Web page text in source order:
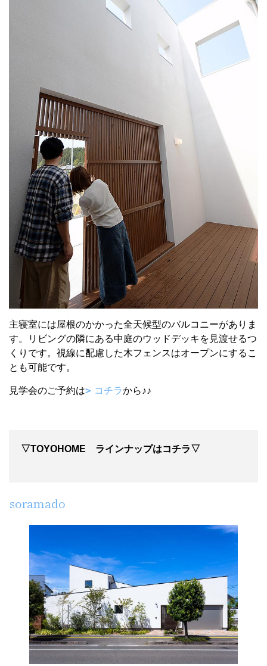
主寝室には屋根のかかった全天候型のバルコニーがありま
す。リビングの隣にある中庭のウッドデッキを見渡せるつ
くりです。視線に配慮した木フェンスはオープンにするこ
とも可能です。
見学会のご予約は コチラから♪♪
▽TOYOHOME ラインナップはコチラ▽
soramado